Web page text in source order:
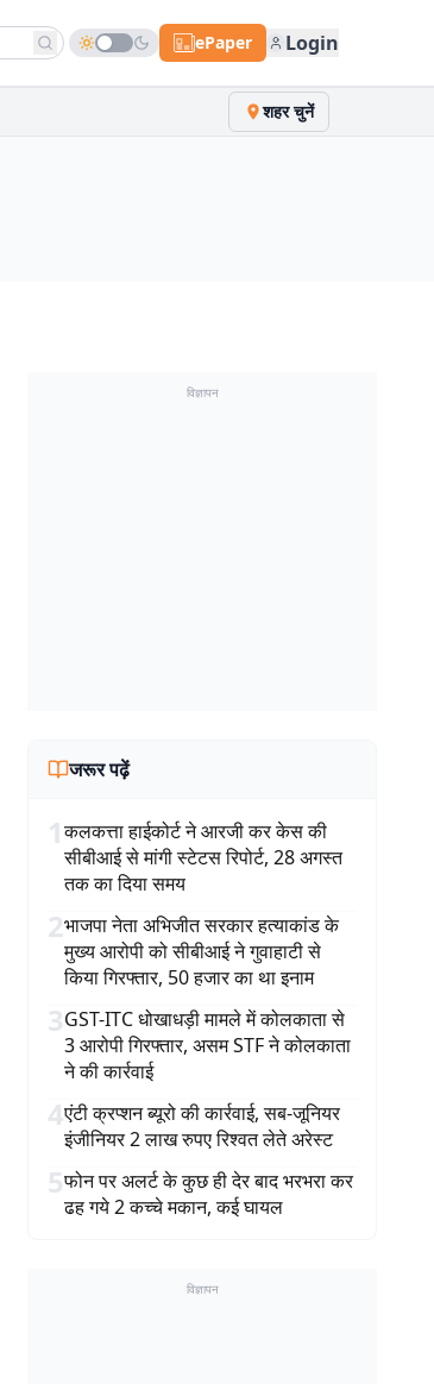
ePaper Login
शहर चुनें
विज्ञापन
जरूर पढ़ें
1कलकत्ता हाईकोर्ट ने आरजी कर केस की
सीबीआई से मांगी स्टेटस रिपोर्ट, 28 अगस्त
तक का दिया समय
2भाजपा नेता अभिजीत सरकार हत्याकांड के
मुख्य आरोपी को सीबीआई ने गुवाहाटी से
किया गिरफ्तार, 50 हजार का था इनाम
3GST-ITC धोखाधड़ी मामले में कोलकाता से
3 आरोपी गिरफ्तार, असम STF ने कोलकाता
ने की कार्रवाई
4एंटी क्रप्शन ब्यूरो की कार्रवाई, सब-जूनियर
इंजीनियर 2 लाख रुपए रिश्वत लेते अरेस्ट
5फोन पर अलर्ट के कुछ ही देर बाद भरभरा कर
ढह गये 2 कच्चे मकान, कई घायल
विज्ञापन